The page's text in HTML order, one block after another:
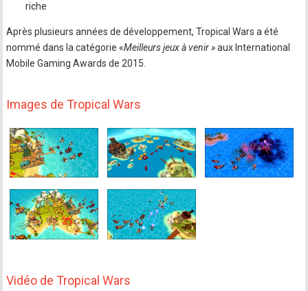
riche
Après plusieurs années de développement, Tropical Wars a été
nommé dans la catégorie «Meilleurs jeux à venir »aux International
Mobile Gaming Awards de 2015.
Images de Tropical Wars
Vidéo de Tropical Wars